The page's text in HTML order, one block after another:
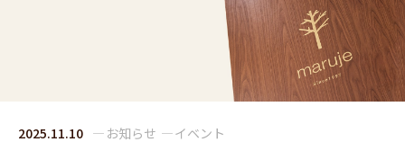
2025.11.10 お知らせ イベント